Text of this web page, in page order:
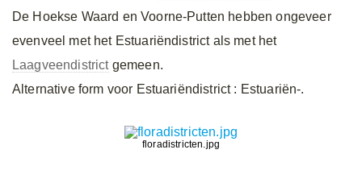
De Hoekse Waard en Voorne-Putten hebben ongeveer
evenveel met het Estuariëndistrict als met het
Laagveendistrictgemeen.
Alternative form voor Estuariëndistrict : Estuariën-.
floradistricten.jpg